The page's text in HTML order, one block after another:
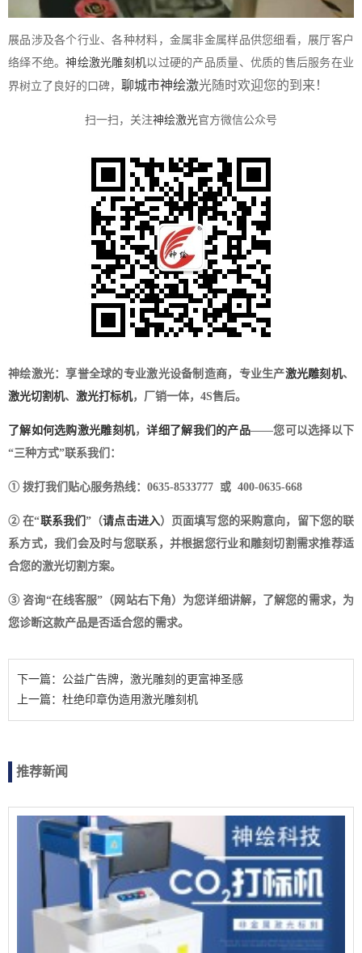
展品涉及各个行业、各种材料，金属非金属样品供您细看，展厅客户
络绎不绝。神绘激光雕刻机以过硬的产品质量、优质的售后服务在业
界树立了良好的口碑， 聊城市神绘激光随时欢迎您的到来！
扫一扫，关注神绘激光官方微信公众号
神绘激光：享誉全球的专业激光设备制造商，专业生产激光雕刻机、
激光切割机、 激光打标机，厂销一体，4S售后。
了解如何选购激光雕刻机，详细了解我们的产品——您可以选择以下
“三种方式”联系我们：
① 拨打我们贴心服务热线：0635-8533777 或 400-0635-668
② 在“联系我们”（请点击进入）页面填写您的采购意向，留下您的联
系方式，我们会及时与您联系，并根据您行业和雕刻切割需求推荐适
合您的激光切割方案。
③ 咨询“在线客服”（网站右下角）为您详细讲解，了解您的需求，为
您诊断这款产品是否适合您的需求。
下一篇：公益广告牌，激光雕刻的更富神圣感
上一篇：杜绝印章伪造用激光雕刻机
推荐新闻